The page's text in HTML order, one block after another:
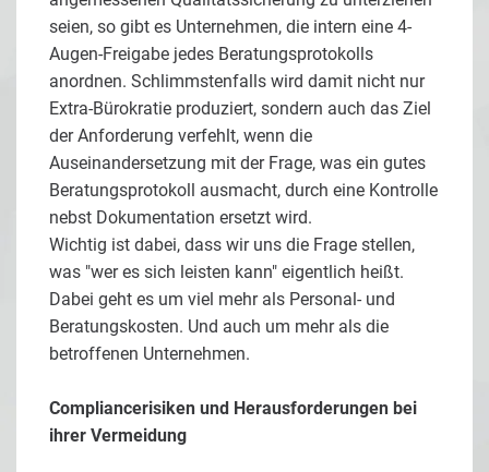
seien, so gibt es Unternehmen, die intern eine 4-
Augen-Freigabe jedes Beratungsprotokolls
anordnen. Schlimmstenfalls wird damit nicht nur
Extra-Bürokratie produziert, sondern auch das Ziel
der Anforderung verfehlt, wenn die
Auseinandersetzung mit der Frage, was ein gutes
Beratungsprotokoll ausmacht, durch eine Kontrolle
nebst Dokumentation ersetzt wird.
Wichtig ist dabei, dass wir uns die Frage stellen,
was "wer es sich leisten kann" eigentlich heißt.
Dabei geht es um viel mehr als Personal- und
Beratungskosten. Und auch um mehr als die
betroffenen Unternehmen.
Compliancerisiken und Herausforderungen bei
ihrer Vermeidung